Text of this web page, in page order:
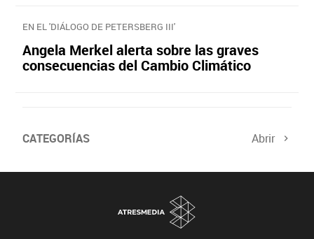
EN EL 'DIÁLOGO DE PETERSBERG III'
Angela Merkel alerta sobre las graves
consecuencias del Cambio Climático
CATEGORÍAS Abrir